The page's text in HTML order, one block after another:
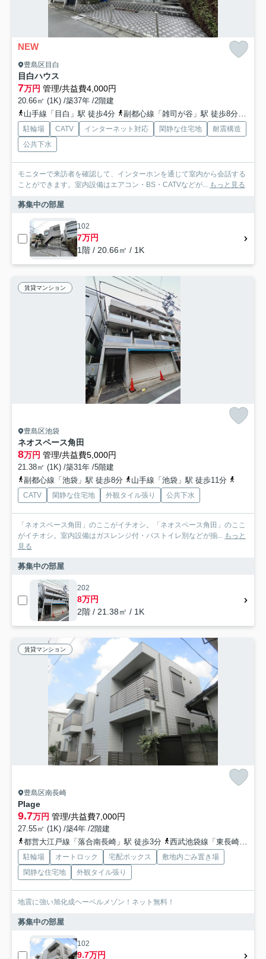
NEW
豊島区目白
目白ハウス
7万円 管理/共益費4,000円
20.66㎡ (1K) /築37年 /2階建
山手線「目白」駅 徒歩4分
副都心線「雑司が谷」駅 徒歩8分
駐輪場 CATV インターネット対応 閑静な住宅地
耐震構造
公共下水
モニターで来訪者を確認して、インターホンを通じて室内から会話する
ことができます。室内設備はエアコン・BS・CATVなどが... もっと見る
募集中の部屋
102
7万円
1階 / 20.66㎡ / 1K
賃貸マンション
豊島区池袋
ネオスペース角田
8万円 管理/共益費5,000円
21.38㎡ (1K) /築31年 /5階建
副都心線「池袋」駅 徒歩8分
山手線「池袋」駅 徒歩11分
CATV 閑静な住宅地 外観タイル張り 公共下水
「ネオスペース角田」のここがイチオシ。「ネオスペース角田」のここ
がイチオシ。室内設備はガスレンジ付・バストイレ別などが揃... もっと
見る
募集中の部屋
202
8万円
2階 / 21.38㎡ / 1K
賃貸マンション
豊島区南長崎
Plage
9.7万円 管理/共益費7,000円
27.55㎡ (1K) /築4年 /2階建
都営大江戸線「落合南長崎」駅 徒歩3分
西武池袋線「東長崎」駅 徒歩10分
駐輪場 オートロック 宅配ボックス
敷地内ごみ置き場
閑静な住宅地
外観タイル張り
地震に強い旭化成ヘーベルメゾン！ネット無料！
募集中の部屋
102
9.7万円